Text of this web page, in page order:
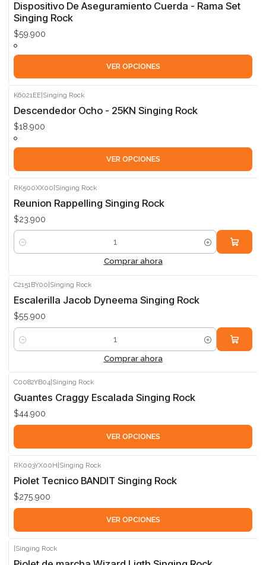
Dispositivo De Aseguramiento Cuerda - Rama Set
Singing Rock
$59.900
VER OPCIONES
K6021EE|Singing Rock
Descendedor Ocho - 25KN Singing Rock
$18.900
VER OPCIONES
RK500XX00|Singing Rock
Reunion Rappelling Singing Rock
$23.900
Cantidad
Comprar ahora
C2151BY00 Singing Rock
Escalerilla Jacob Dyneema Singing Rock
$55.900
Cantidad
Comprar ahora
C0082YB04 Singing Rock
Guantes Craggy Escalada Singing Rock
$44.900
VER OPCIONES
RK003YX00H Singing Rock
Piolet Tecnico BANDIT Singing Rock
$275.900
VER OPCIONES
|Singing Rock